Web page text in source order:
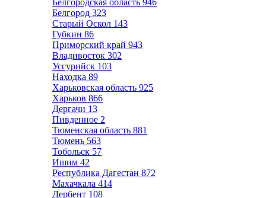
Белгородская область 946
Белгород 323
Старый Оскол 143
Губкин 86
Приморский край 943
Владивосток 302
Уссурийск 103
Находка 89
Харьковская область 925
Харьков 866
Дергачи 13
Пивденное 2
Тюменская область 881
Тюмень 563
Тобольск 57
Ишим 42
Республика Дагестан 872
Махачкала 414
Дербент 108